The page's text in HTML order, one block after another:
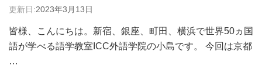
更新日:2023年3月13日
皆様、こんにちは。新宿、銀座、町田、横浜で世界50ヵ国
語が学べる語学教室ICC外語学院の小島です。 今回は京都
…